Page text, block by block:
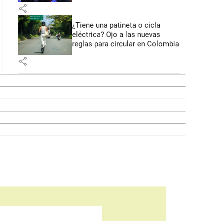
share
¿Tiene una patineta o cicla
eléctrica? Ojo a las nuevas
reglas para circular en Colombia
share